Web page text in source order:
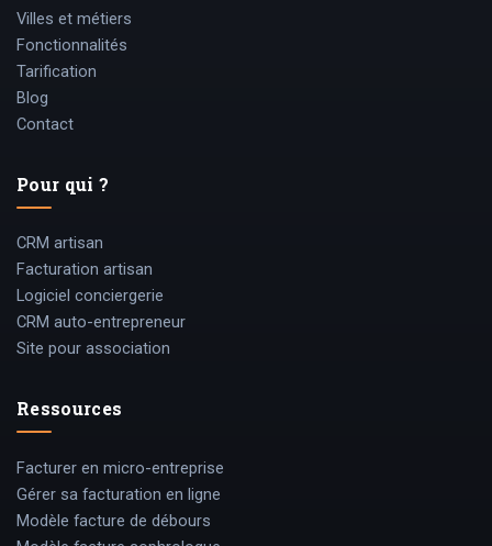
Villes et métiers
Fonctionnalités
Tarification
Blog
Contact
Pour qui ?
CRM artisan
Facturation artisan
Logiciel conciergerie
CRM auto-entrepreneur
Site pour association
Ressources
Facturer en micro-entreprise
Gérer sa facturation en ligne
Modèle facture de débours